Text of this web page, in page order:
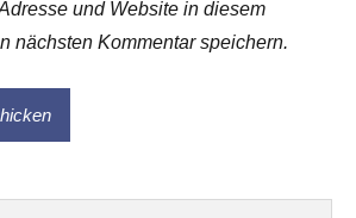
und Website in diesem
nächsten Kommentar speichern.